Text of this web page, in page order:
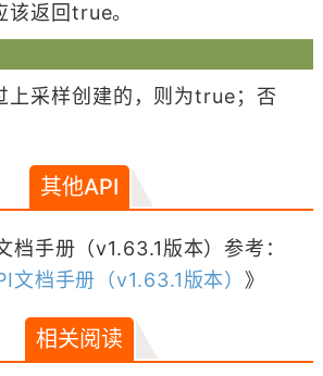
该返回true。
上采样创建的，则为true；否
其他API
档手册（v1.63.1版本）参考：
文档手册（v1.63.1版本） 》
相关阅读